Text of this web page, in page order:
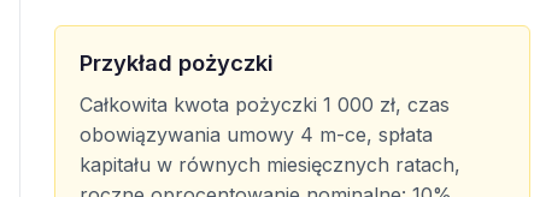
Przykład pożyczki
Całkowita kwota pożyczki 1 000 zł, czas
obowiązywania umowy 4 m-ce, spłata
kapitału w równych miesięcznych ratach,